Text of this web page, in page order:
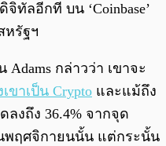
ทัลอีกที บน ‘Coinbase’
หรัฐฯ
กล่าวว่า เขาจะ
ขาเป็น Crypto และแม้ถึง
งถึง 36.4% จากจุด
พฤศจิกายนนั้น แต่กระนั้น